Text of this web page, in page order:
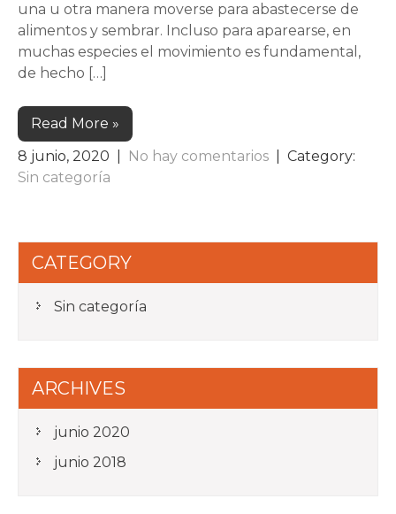
una u otra manera moverse para abastecerse de
alimentos y sembrar. Incluso para aparearse, en
muchas especies el movimiento es fundamental,
de hecho […]
Read More »
8 junio, 2020
No hay comentarios
| Category:
Sin categoría
CATEGORY
Sin categoría
ARCHIVES
junio 2020
junio 2018